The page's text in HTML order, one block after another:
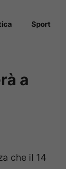
Sport
a
che il 14